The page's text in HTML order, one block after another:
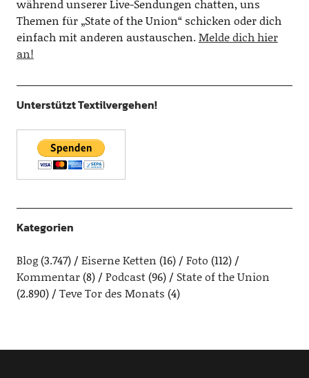
während unserer Live-Sendungen chatten, uns
Themen für „State of the Union“ schicken oder dich
einfach mit anderen austauschen.Melde dich hier
an!
Unterstützt Textilvergehen!
Kategorien
Blog(3.747) Eiserne Ketten (16) Foto (112)
Kommentar(8) Podcast(96)
State of the Union
(2.890)
Teve Tor des Monats (4)